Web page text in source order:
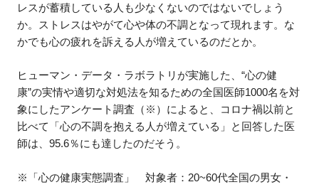
レスが蓄積している人も少なくないのではないでしょう
か。ストレスはやがて心や体の不調となって現れます。な
かでも心の疲れを訴える人が増えているのだとか。
ヒューマン・データ・ラボラトリが実施した、“心の健
康”の実情や適切な対処法を知るための全国医師1000名を対
象にしたアンケート調査（※）によると、コロナ禍以前と
比べて「心の不調を抱える人が増えている」と回答した医
師は、95.6％にも達したのだそう。
※「心の健康実態調査」 対象者：20~60代全国の男女・